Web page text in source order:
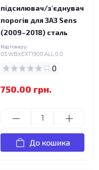
підсилювач/з'єднувач
порогів для ЗАЗ Sens
(2009–2018) сталь
Код товару:
03.WBXEXT1900.ALL.0.0
0
750.00 грн.
До кошика